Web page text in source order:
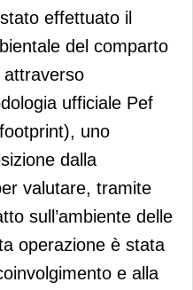
effettuato il
del comparto
ufficiale Pef
uno
dalla
valutare, tramite
sull’ambiente delle
operazione è stata
e alla